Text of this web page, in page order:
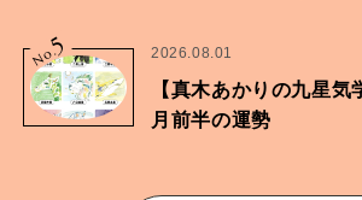
No.5 2026.08.01
【真木あかりの九星
月前半の運勢